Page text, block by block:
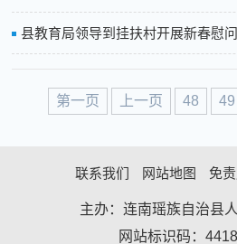
县教育局领导到挂扶村开展新春慰
第一页 上一页 48 49
联系我们 网站地图 免
主办：连南瑶族自治县
网站标识码：